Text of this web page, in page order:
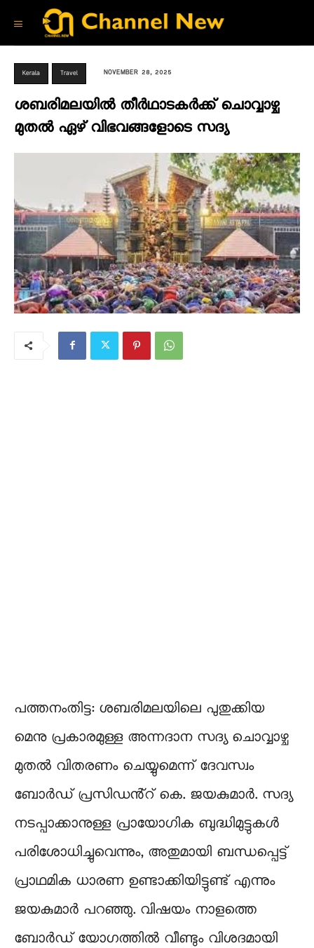
Kerala Travel NOVEMBER 28, 2025
ശബരിമലയില്‍ തീര്‍ഥാടകര്‍ക്ക് ചൊവ്വാഴ്ച
മുതല്‍ ഏഴ് വിഭവങ്ങളോടെ സദ്യ
പത്തനംതിട്ട: ശബരിമലയിലെ പുതുക്കിയ
മെനു പ്രകാരമുള്ള അന്നദാന സദ്യ ചൊവ്വാഴ്ച
മുതൽ വിതരണം ചെയ്യുമെന്ന് ദേവസ്വം
ബോർഡ് പ്രസിഡൻ്റ് കെ. ജയകുമാർ. സദ്യ
നടപ്പാക്കാനുള്ള പ്രായോഗിക ബുദ്ധിമുട്ടുകൾ
പരിശോധിച്ചുവെന്നും, അതുമായി ബന്ധപ്പെട്ട്
പ്രാഥമിക ധാരണ ഉണ്ടാക്കിയിട്ടുണ്ട് എന്നും
ജയകുമാർ പറഞ്ഞു. വിഷയം നാളത്തെ
ബോർഡ് യോഗത്തിൽ വീണ്ടും വിശദമായി